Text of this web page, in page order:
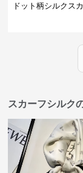
ドット柄シルクス
スカーフシルク